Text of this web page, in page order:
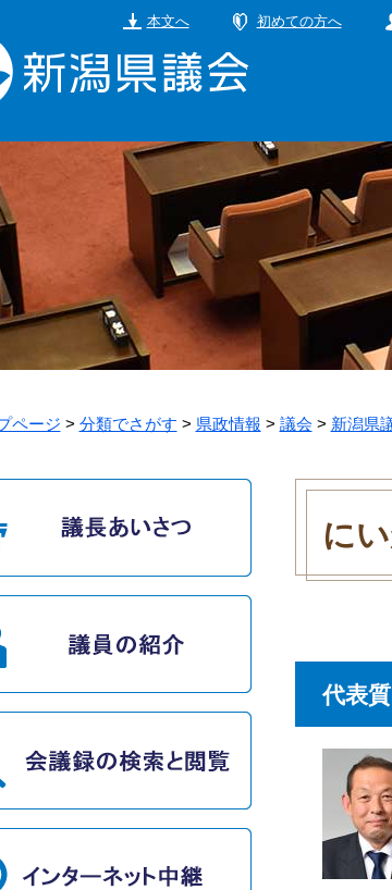
本文へ 初めての方へ
ページ > 分類でさがす > 県政情報 > 議会 > 新潟県
本
に
代表